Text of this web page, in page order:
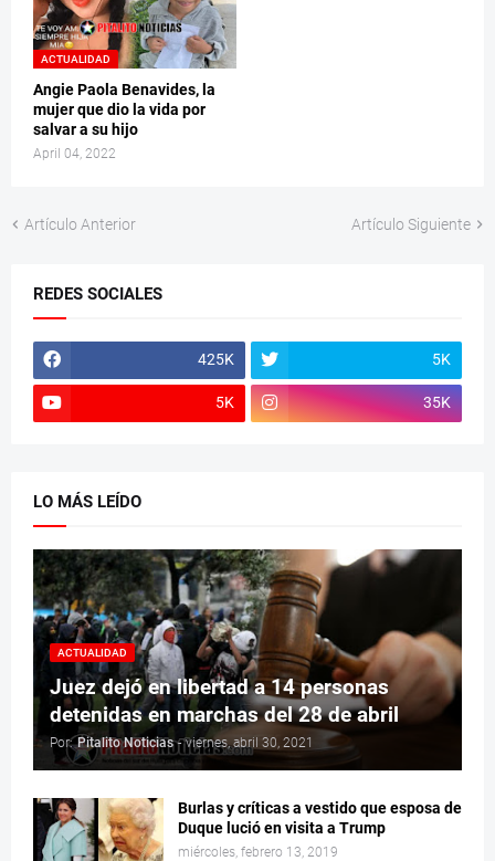
ACTUALIDAD
Angie Paola Benavides, la
mujer que dio la vida por
salvar a su hijo
April 04, 2022
Artículo Anterior Artículo Siguiente
REDES SOCIALES
425K 5K
5K 35K
LO MÁS LEÍDO
ACTUALIDAD
Juez dejó en libertad a 14 personas
detenidas en marchas del 28 de abril
Por: Pitalito Noticias - viernes, abril 30, 2021
Burlas y críticas a vestido que esposa de
Duque lució en visita a Trump
miércoles, febrero 13, 2019